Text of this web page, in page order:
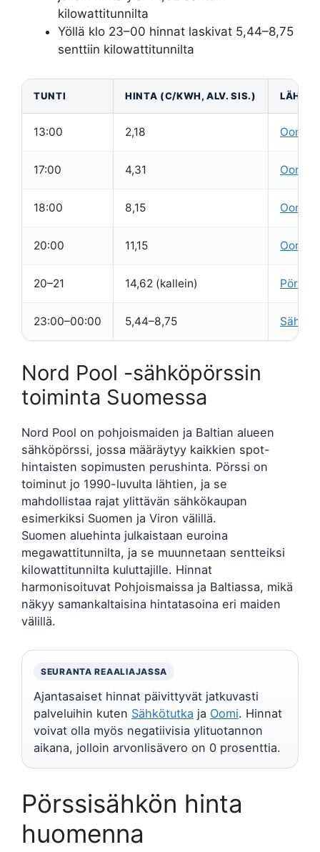
kilowattitunnilta
Yöllä klo 23–00 hinnat laskivat 5,44–8,75
senttiin kilowattitunnilta
TUNTI HINTA (C/KWH, ALV. SIS.) LÄHDE
13:00 2,18 Oomi
17:00 4,31 Oomi
18:00 8,15 Oomi
20:00 11,15 Oomi
20–21 14,62 (kallein)
23:00–00:00 5,44–8,75
Nord Pool -sähköpörssin
toiminta Suomessa
Nord Pool on pohjoismaiden ja Baltian alueen
sähköpörssi, jossa määräytyy kaikkien spot-
hintaisten sopimusten perushinta. Pörssi on
toiminut jo 1990-luvulta lähtien, ja se
mahdollistaa rajat ylittävän sähkökaupan
esimerkiksi Suomen ja Viron välillä.
Suomen aluehinta julkaistaan euroina
megawattitunnilta, ja se muunnetaan sentteiksi
kilowattitunnilta kuluttajille. Hinnat
harmonisoituvat Pohjoismaissa ja Baltiassa, mikä
näkyy samankaltaisina hintatasoina eri maiden
välillä.
SEURANTA REAALIAJASSA
Ajantasaiset hinnat päivittyvät jatkuvasti
palveluihin kuten Sähkötutka ja Oomi. Hinnat
voivat olla myös negatiivisia ylituotannon
aikana, jolloin arvonlisävero on 0 prosenttia.
Pörssisähkön hinta
huomenna